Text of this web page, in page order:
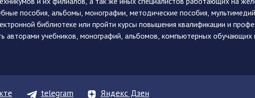
пособия, альбомы, монографии, методические пособия,
библиотеке или пройти курсы повышения квалификации и
авторами учебников, монографий, альбомов, компьютерных
telegram Яндекс Дзен